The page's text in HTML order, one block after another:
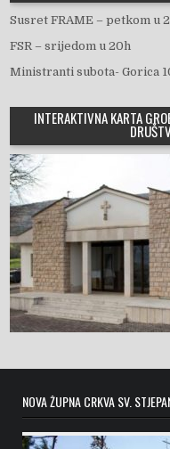
Susret FRAME – petkom u
FSR – srijedom u 20h
Ministranti subota- Gorica
INTERAKTIVNA KARTA
NOVA ŽUPNA CRKVA SV.